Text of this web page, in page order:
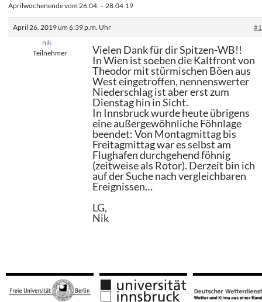
Aprilwochenende vom 26.04. – 28.04.19
April 26, 2019 um 6:39 p.m. Uhr
nik
Teilnehmer
Vielen Dank für dir Spitzen-WB!!
In Wien ist soeben die Kaltfront von
Theodor mit stürmischen Böen aus
West eingetroffen, nennenswerter
Niederschlag ist aber erst zum
Dienstag hin in Sicht.
In Innsbruck wurde heute übrigens
eine außergewöhnliche Föhnlage
beendet: Von Montagmittag bis
Freitagmittag war es selbst am
Flughafen durchgehend föhnig
(zeitweise als Rotor). Derzeit bin ich
auf der Suche nach vergleichbaren
Ereignissen…
LG,
Nik